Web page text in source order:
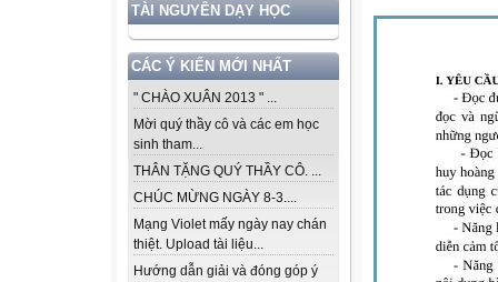
TÀI NGUYÊN DẠY HỌC
CÁC Ý KIẾN MỚI NHẤT
" CHÀO XUÂN 2013 " ...
Mời quý thầy cô và các em học
sinh tham...
THÂN TẶNG QUÝ THẦY CÔ. ...
CHÚC MỪNG NGÀY 8-3....
Mạng Violet mấy ngày nay chán
thiệt. Upload tài liệu...
Hướng dẫn giải và đóng góp ý